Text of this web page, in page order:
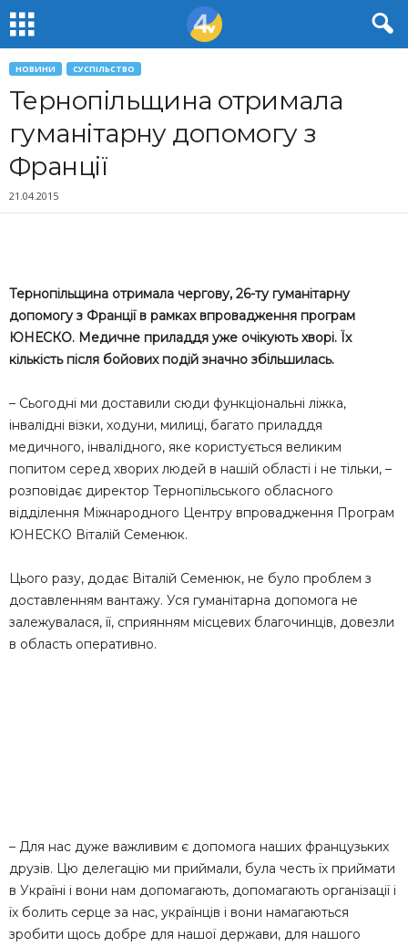
НОВИНИ СУСПІЛЬСТВО
Тернопільщина отримала
гуманітарну допомогу з
Франції
21.04.2015
Тернопільщина отримала чергову, 26-ту гуманітарну
допомогу з Франції в рамках впровадження програм
ЮНЕСКО. Медичне приладдя уже очікують хворі. Їх
кількість після бойових подій значно збільшилась.
– Сьогодні ми доставили сюди функціональні ліжка,
інвалідні візки, ходуни, милиці, багато приладдя
медичного, інвалідного, яке користується великим
попитом серед хворих людей в нашій області і не тільки, –
розповідає директор Тернопільського обласного
відділення Міжнародного Центру впровадження Програм
ЮНЕСКО Віталій Семенюк.
Цього разу, додає Віталій Семенюк, не було проблем з
доставленням вантажу. Уся гуманітарна допомога не
залежувалася, її, сприянням місцевих благочинців, довезли
в область оперативно.
– Для нас дуже важливим є допомога наших французьких
друзів. Цю делегацію ми приймали, була честь їх приймати
в Україні і вони нам допомагають, допомагають організації і
їх болить серце за нас, українців і вони намагаються
зробити щось добре для нашої держави, для нашого